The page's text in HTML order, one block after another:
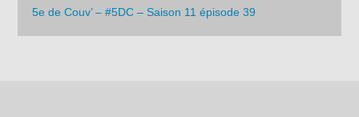
5e de Couv’ – #5DC – Saison 11 épisode 39